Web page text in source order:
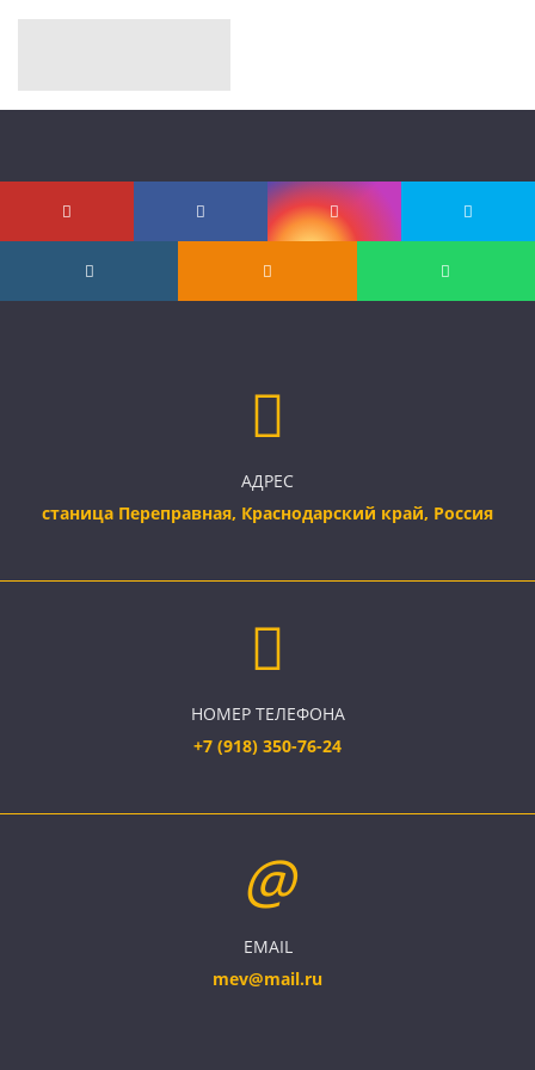
АДРЕС
станица Переправная, Краснодарский край, Россия
НОМЕР ТЕЛЕФОНА
+7 (918) 350-76-24
EMAIL
mev@mail.ru